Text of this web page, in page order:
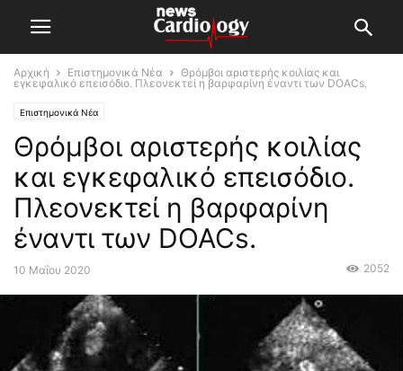
Αρχική Επιστημονικά Νέα
Θρόμβοι αριστερής κοιλίας και
εγκεφαλικό επεισόδιο. Πλεονεκτεί η βαρφαρίνη έναντι των DOACs.
Επιστημονικά Νέα
Θρόμβοι αριστερής κοιλίας
και εγκεφαλικό επεισόδιο.
Πλεονεκτεί η βαρφαρίνη
έναντι των DOACs.
10 Μαΐου 2020 2052